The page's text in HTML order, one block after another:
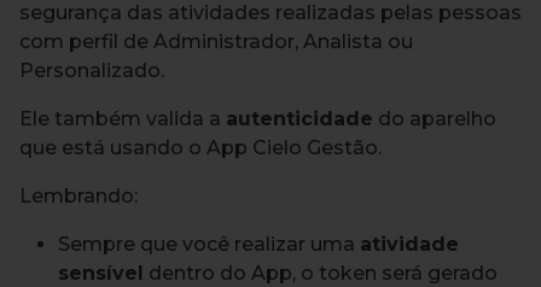
segurança das atividades realizadas pelas pessoas
com perfil de Administrador, Analista ou
Personalizado.
Ele também valida a autenticidade do aparelho
que está usando o App Cielo Gestão.
Lembrando:
Sempre que você realizar uma atividade
sensível dentro do App, o token será gerado